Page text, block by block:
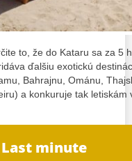
to, že do Kataru sa za 5
ďalšiu exotickú
Bahrajnu, Ománu,
a konkuruje tak letiskám
Last minute